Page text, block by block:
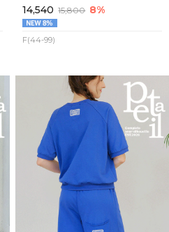
14,540 15,800 8%
F(44-99)